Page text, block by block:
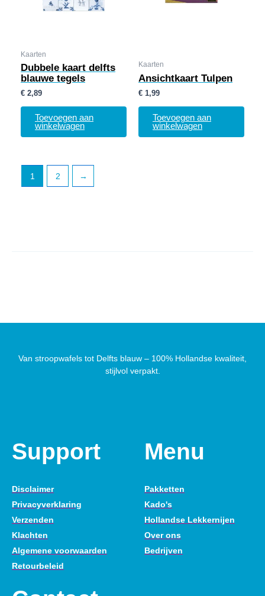
Kaarten
Dubbele kaart delfts
blauwe tegels
€ 2,89
Toevoegen aan
winkelwagen
Kaarten
Ansichtkaart Tulpen
€ 1,99
Toevoegen aan
winkelwagen
1 2 →
Van stroopwafels tot Delfts blauw – 100% Hollandse kwaliteit,
stijlvol verpakt.
Support
Disclaimer
Privacyverklaring
Verzenden
Klachten
Algemene voorwaarden
Retourbeleid
Menu
Pakketten
Kado's
Hollandse Lekkernijen
Over ons
Bedrijven